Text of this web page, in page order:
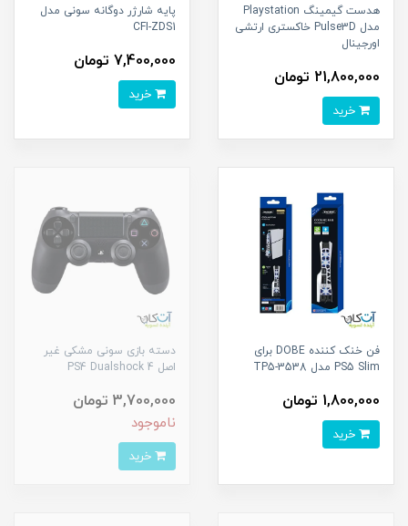
هدست گیمینگ Playstation
مدل Pulse3D خاکستری ارتشی
اورجینال
21,800,000 تومان
پایه شارژر دوگانه سونی مدل
CFI-ZDS1
7,400,000 تومان
فن خنک کننده DOBE برای
PS5 Slim مدل TP5-3538
1,800,000 تومان
دسته بازی سونی مشکی غیر
اصل PS4 Dualshock 4
3,700,000 تومان
ناموجود